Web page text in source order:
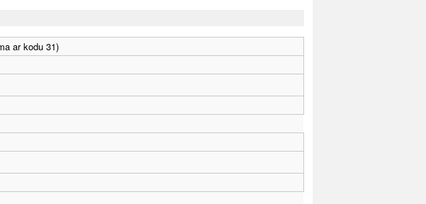
ar kodu 31)